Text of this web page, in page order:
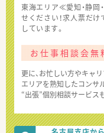
東海エリア≪愛知・静
せください！求人票だ
しています。
お仕事相談会無
更に、お忙しい方やキャ
エリアを熟知したコンサ
“出張”個別相談サービス